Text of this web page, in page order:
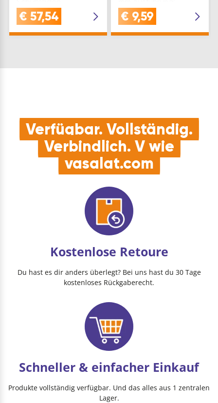
Maschinen- und
Industrieanwendungen
€ 57,54
Teilauszug
Auszugsverlust(mm): 76
€ 9,59
Verfügbar. Vollständig.
Verbindlich. V wie
vasalat.com
Kostenlose Retoure
Du hast es dir anders überlegt? Bei uns hast du 30 Tage
kostenloses Rückgaberecht.
Schneller & einfacher Einkauf
Produkte vollständig verfügbar. Und das alles aus 1 zentralen
Lager.